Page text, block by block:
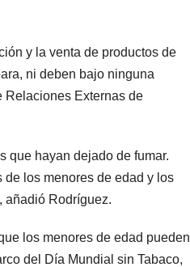
y la venta de productos de
ni deben bajo ninguna
Relaciones Externas de
que hayan dejado de fumar.
los menores de edad y los
añadió Rodríguez.
los menores de edad pueden
del Día Mundial sin Tabaco,